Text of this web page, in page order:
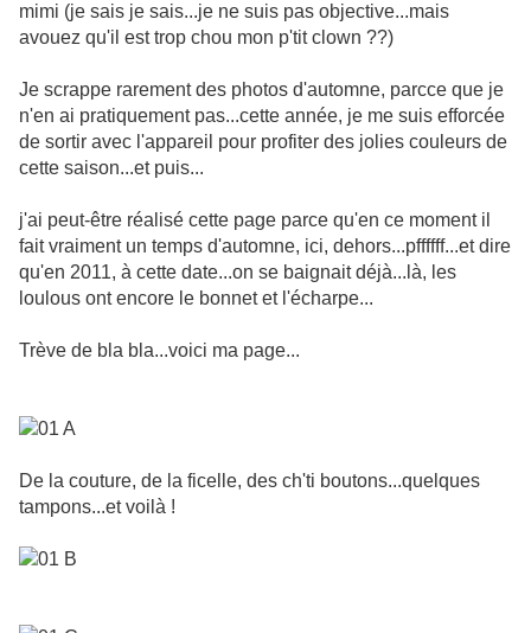
mimi (je sais je sais...je ne suis pas objective...mais
avouez qu'il est trop chou mon p'tit clown ??)
Je scrappe rarement des photos d'automne, parcce que je
n'en ai pratiquement pas...cette année, je me suis efforcée
de sortir avec l'appareil pour profiter des jolies couleurs de
cette saison...et puis...
j'ai peut-être réalisé cette page parce qu'en ce moment il
fait vraiment un temps d'automne, ici, dehors...pffffff...et dire
qu'en 2011, à cette date...on se baignait déjà...là, les
loulous ont encore le bonnet et l'écharpe...
Trève de bla bla...voici ma page...
De la couture, de la ficelle, des ch'ti boutons...quelques
tampons...et voilà !